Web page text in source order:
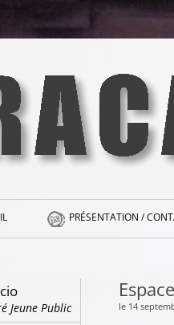
PRÉSENTATION /
le 14
Jeune Public